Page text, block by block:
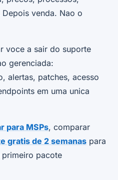
venda. Nao o
voce a sair do suporte
gerenciada:
alertas, patches, acesso
em uma unica
para MSPs, comparar
gratis de 2 semanas para
primeiro pacote